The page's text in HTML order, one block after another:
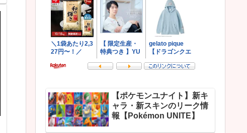
【ポケモンユナイト】新キ
ャラ・新スキンのリーク情
報【Pokémon UNITE】